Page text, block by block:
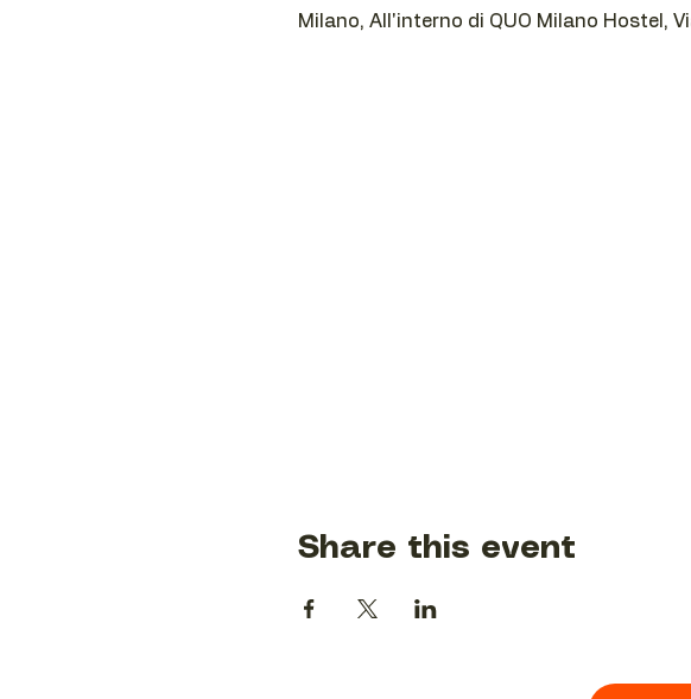
Milano, All'interno di QUO Milano Hostel,
Share this event